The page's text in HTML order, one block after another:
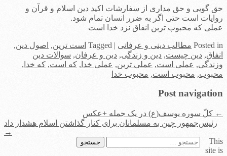
حق گویی و حق مداری از سفارشات اکید دین اسلام و قرآن و
روایات است حتی اگر به ضرر انسان تمام شود.
عملی که محبوب ترین انفاق نزد خدا است
Posted in مطالب دینی و عرفانی |
Tagged است ترین, اصول دین,
انفاق, دین چیست, دین و زندگی, دین و عرفان, سوالات دین
وزندگی, عملی است, عملی ترین, عملی خدا , که است, که خدا ,
محبوب, محبوب است, محبوب خدا
Post navigation
← کلّ سوره یوسف(ع) در یک جمله +عکس
رئیس‌جمهور چین به مسلمانان برای کنار گذاشتن اسلام هشدار داد
→
جستجو
This
site is